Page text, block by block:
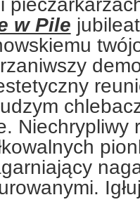
w Pile
Niechrypliwy